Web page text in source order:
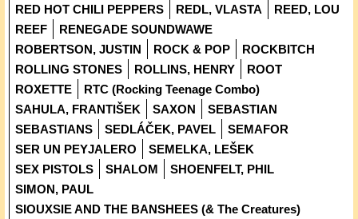
RED HOT CHILI PEPPERS
REDL, VLASTA
REED, LOU
REEF
RENEGADE SOUNDWAWE
ROBERTSON, JUSTIN
ROCK & POP
ROCKBITCH
ROLLING STONES
ROLLINS, HENRY
ROOT
ROXETTE
RTC (Rocking Teenage Combo)
SAHULA, FRANTIŠEK
SAXON
SEBASTIAN
SEBASTIANS
SEDLÁČEK, PAVEL
SEMAFOR
SER UN PEYJALERO
SEMELKA, LEŠEK
SEX PISTOLS
SHALOM
SHOENFELT, PHIL
SIMON, PAUL
SIOUXSIE AND THE BANSHEES (& The Creatures)